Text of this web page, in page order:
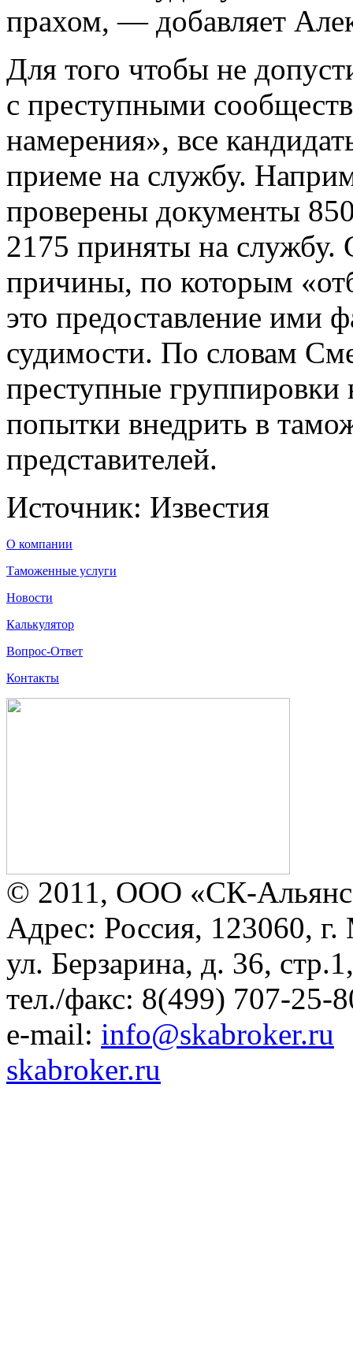
прахом, — добавляет
Для того чтобы не
с преступными
намерения», все
приеме на службу.
проверены документы
2175 приняты на службу.
причины, по которым
это предоставление ими
судимости. По словам
преступные
попытки внедрить в
представителей.
Источник: Известия
О компании
Таможенные услуги
Новости
Калькулятор
Вопрос-Ответ
Контакты
© 2011, ООО «СК-
Адрес: Россия, 123060, г.
ул. Берзарина, д. 36,
тел./факс: 8(499) 707-25-
e-mail: info@skabroker.ru
skabroker.ru